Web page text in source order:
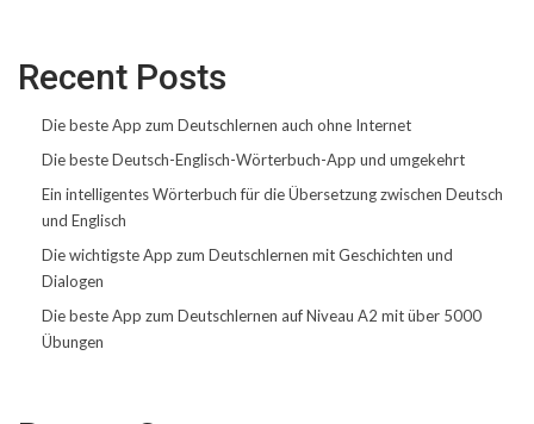
Recent Posts
Die beste App zum Deutschlernen auch ohne Internet
Die beste Deutsch-Englisch-Wörterbuch-App und umgekehrt
Ein intelligentes Wörterbuch für die Übersetzung zwischen Deutsch
und Englisch
Die wichtigste App zum Deutschlernen mit Geschichten und
Dialogen
Die beste App zum Deutschlernen auf Niveau A2 mit über 5000
Übungen